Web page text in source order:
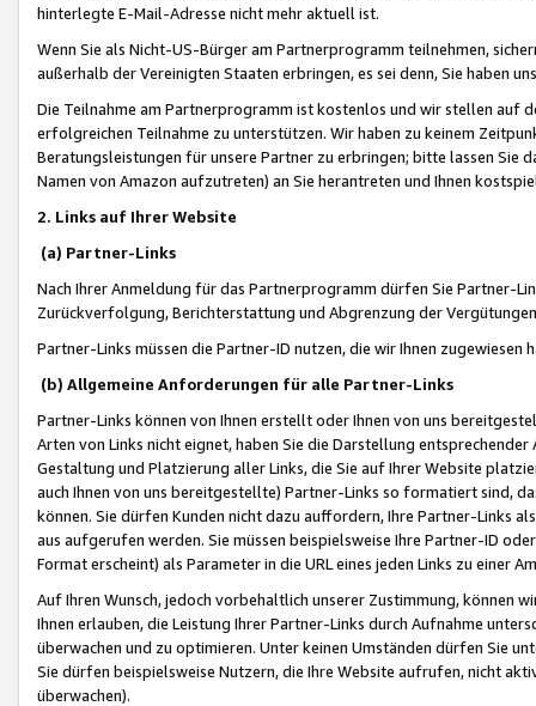
hinterlegte E-Mail-Adresse nicht mehr aktuell ist.
Wenn Sie als Nicht-US-Bürger am Partnerprogramm teilnehmen,
außerhalb der Vereinigten Staaten erbringen, es sei denn, Sie haben
Die Teilnahme am Partnerprogramm ist kostenlos und wir stellen auf
erfolgreichen Teilnahme zu unterstützen. Wir haben zu keinem
Beratungsleistungen für unsere Partner zu erbringen; bitte lassen Sie
Namen von Amazon aufzutreten) an Sie herantreten und Ihnen
2. Links auf Ihrer Website
(a) Partner-Links
Nach Ihrer Anmeldung für das Partnerprogramm dürfen Sie Partner-
Zurückverfolgung, Berichterstattung und Abgrenzung der
Partner-Links müssen die Partner-ID nutzen, die wir Ihnen zugewiesen
(b) Allgemeine Anforderungen für alle Partner-Links
Partner-Links können von Ihnen erstellt oder Ihnen von uns
Arten von Links nicht eignet, haben Sie die Darstellung
Gestaltung und Platzierung aller Links, die Sie auf Ihrer Website
auch Ihnen von uns bereitgestellte) Partner-Links so formatiert sind,
können. Sie dürfen Kunden nicht dazu auffordern, Ihre Partner-Links
aus aufgerufen werden. Sie müssen beispielsweise Ihre Partner-ID
Format erscheint) als Parameter in die URL eines jeden Links zu einer
Auf Ihren Wunsch, jedoch vorbehaltlich unserer Zustimmung, können
Ihnen erlauben, die Leistung Ihrer Partner-Links durch Aufnahme
überwachen und zu optimieren. Unter keinen Umständen dürfen Sie
Sie dürfen beispielsweise Nutzern, die Ihre Website aufrufen, nicht
überwachen).